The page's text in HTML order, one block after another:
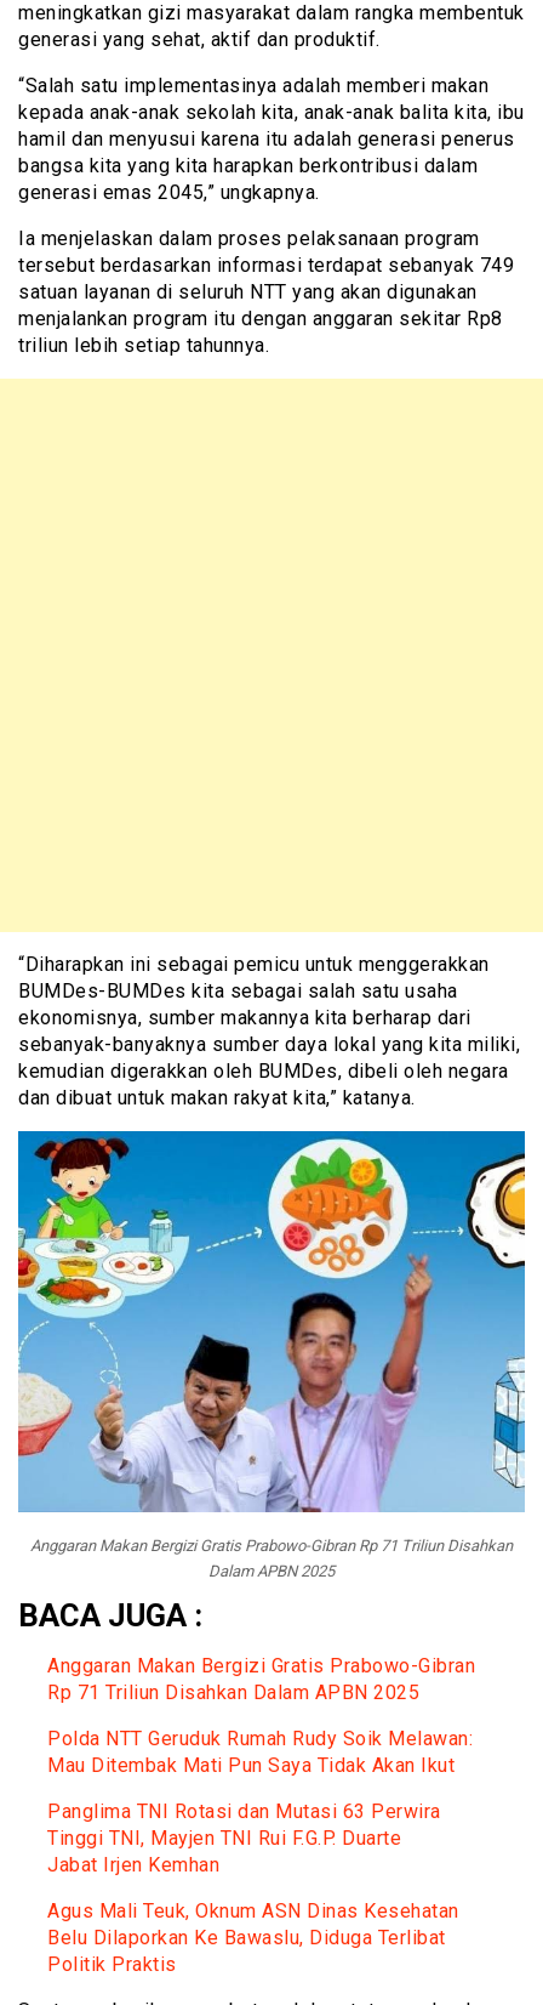
meningkatkan gizi masyarakat dalam rangka membentuk
generasi yang sehat, aktif dan produktif.
“Salah satu implementasinya adalah memberi makan
kepada anak-anak sekolah kita, anak-anak balita kita, ibu
hamil dan menyusui karena itu adalah generasi penerus
bangsa kita yang kita harapkan berkontribusi dalam
generasi emas 2045,” ungkapnya.
Ia menjelaskan dalam proses pelaksanaan program
tersebut berdasarkan informasi terdapat sebanyak 749
satuan layanan di seluruh NTT yang akan digunakan
menjalankan program itu dengan anggaran sekitar Rp8
triliun lebih setiap tahunnya.
“Diharapkan ini sebagai pemicu untuk menggerakkan
BUMDes-BUMDes kita sebagai salah satu usaha
ekonomisnya, sumber makannya kita berharap dari
sebanyak-banyaknya sumber daya lokal yang kita miliki,
kemudian digerakkan oleh BUMDes, dibeli oleh negara
dan dibuat untuk makan rakyat kita,” katanya.
Anggaran Makan Bergizi Gratis Prabowo-Gibran Rp 71 Triliun Disahkan
Dalam APBN 2025
BACA JUGA :
Anggaran Makan Bergizi Gratis Prabowo-Gibran
Rp 71 Triliun Disahkan Dalam APBN 2025
Polda NTT Geruduk Rumah Rudy Soik Melawan:
Mau Ditembak Mati Pun Saya Tidak Akan Ikut
Panglima TNI Rotasi dan Mutasi 63 Perwira
Tinggi TNI, Mayjen TNI Rui F.G.P. Duarte
Jabat Irjen Kemhan
Agus Mali Teuk, Oknum ASN Dinas Kesehatan
Belu Dilaporkan Ke Bawaslu, Diduga Terlibat
Politik Praktis